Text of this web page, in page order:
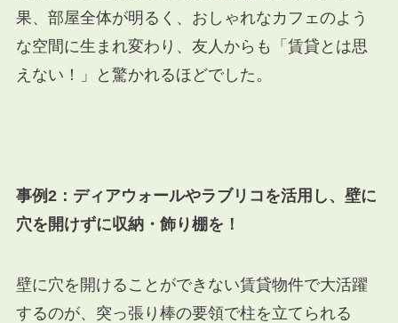
果、部屋全体が明るく、おしゃれなカフェのよう
な空間に生まれ変わり、友人からも「賃貸とは思
えない！」と驚かれるほどでした。
事例2：ディアウォールやラブリコを活用し、壁に
穴を開けずに収納・飾り棚を！
壁に穴を開けることができない賃貸物件で大活躍
するのが、突っ張り棒の要領で柱を立てられる